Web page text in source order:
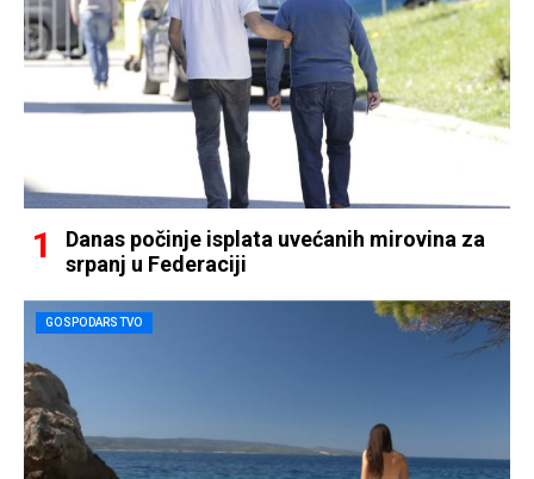
Danas počinje isplata uvećanih mirovina za
srpanj u Federaciji
GOSPODARSTVO